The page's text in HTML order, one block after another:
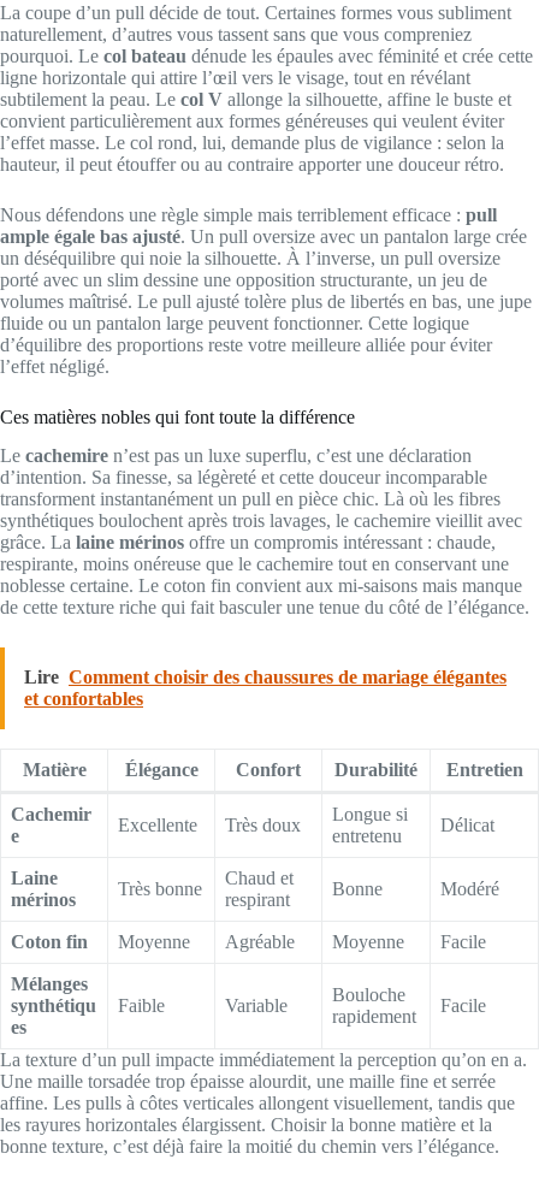
La coupe d’un pull décide de tout. Certaines formes vous subliment
naturellement, d’autres vous tassent sans que vous compreniez
pourquoi. Le col bateau dénude les épaules avec féminité et crée cette
ligne horizontale qui attire l’œil vers le visage, tout en révélant
subtilement la peau. Le col V allonge la silhouette, affine le buste et
convient particulièrement aux formes généreuses qui veulent éviter
l’effet masse. Le col rond, lui, demande plus de vigilance : selon la
hauteur, il peut étouffer ou au contraire apporter une douceur rétro.
Nous défendons une règle simple mais terriblement efficace : pull
ample égale bas ajusté. Un pull oversize avec un pantalon large crée
un déséquilibre qui noie la silhouette. À l’inverse, un pull oversize
porté avec un slim dessine une opposition structurante, un jeu de
volumes maîtrisé. Le pull ajusté tolère plus de libertés en bas, une jupe
fluide ou un pantalon large peuvent fonctionner. Cette logique
d’équilibre des proportions reste votre meilleure alliée pour éviter
l’effet négligé.
Ces matières nobles qui font toute la différence
Le cachemire n’est pas un luxe superflu, c’est une déclaration
d’intention. Sa finesse, sa légèreté et cette douceur incomparable
transforment instantanément un pull en pièce chic. Là où les fibres
synthétiques boulochent après trois lavages, le cachemire vieillit avec
grâce. La laine mérinos offre un compromis intéressant : chaude,
respirante, moins onéreuse que le cachemire tout en conservant une
noblesse certaine. Le coton fin convient aux mi-saisons mais manque
de cette texture riche qui fait basculer une tenue du côté de l’élégance.
Lire Comment choisir des chaussures de mariage élégantes
et confortables
Matière Élégance Confort Durabilité Entretien
Cachemir
e
Excellente Très doux
Longue si
entretenu
Délicat
Laine
mérinos
Très bonne
Chaud et
respirant
Bonne Modéré
Coton fin Moyenne Agréable Moyenne Facile
Mélanges
synthétiqu
es
Faible Variable
Bouloche
rapidement
Facile
La texture d’un pull impacte immédiatement la perception qu’on en a.
Une maille torsadée trop épaisse alourdit, une maille fine et serrée
affine. Les pulls à côtes verticales allongent visuellement, tandis que
les rayures horizontales élargissent. Choisir la bonne matière et la
bonne texture, c’est déjà faire la moitié du chemin vers l’élégance.